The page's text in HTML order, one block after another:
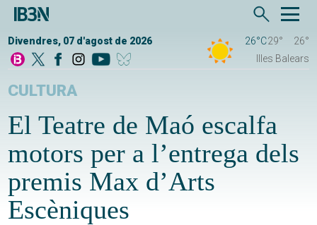
Divendres, 07 d'agost de 2026 26°C29°
26°
Illes Balears
CULTURA
El Teatre de Maó escalfa
motors per a l’entrega dels
premis Max d’Arts
Escèniques